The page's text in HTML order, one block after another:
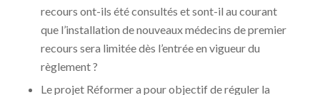
recours ont-ils été consultés et sont-il au courant
que l’installation de nouveaux médecins de premier
recours sera limitée dès l’entrée en vigueur du
règlement ?
Le projet Réformer a pour objectif de réguler la